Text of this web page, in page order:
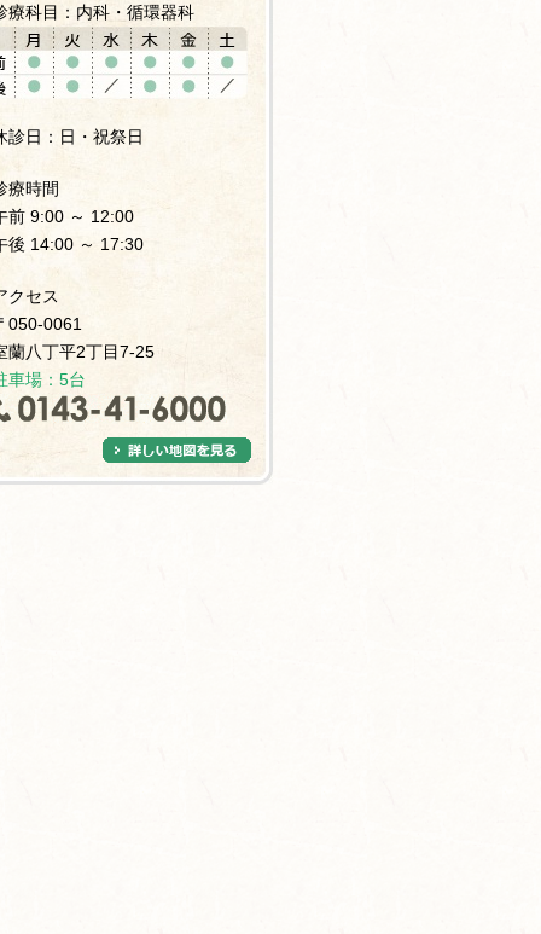
療科目：内科・循環器科
診日：日・祝祭日
療時間
前 9:00 ～ 12:00
後 14:00 ～ 17:30
クセス
050-0061
蘭八丁平2丁目7-25
車場：5台